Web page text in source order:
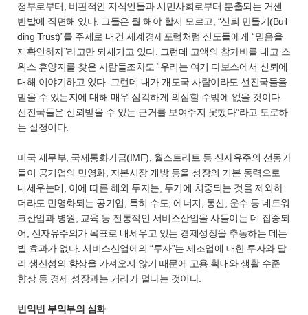
정부로부터, 비판적인 지식인들과 시민사회로부터 분출되는 거센
반발에 직면해 있다. 그들은 뭘 해야 할지 모르고, “신뢰 만들기(Buil
ding Trust)”를 주제로 내건 세계경제포럼처럼 신도들에게 “믿음을
재확인하자”라고만 되새기고 있다. 그런데 고액의 참가비를 내고 스
위스 휴양지를 찾은 사람들조차도 “우리는 여기 다보스에서 신뢰에
대해 이야기하고 있다. 그런데 내가 개도국 사람이라도 선진국들을
믿을 수 있는지에 대해 매우 심각하게 의심할 수밖에 없을 것이다.
선진국들은 신뢰받을 수 있는 근거를 보여주지 못했다”라고 토로하
는 실정이다.
미국 재무부, 국제통화기금(IMF), 월스트리트 등 신자유주의 선동가
들이 공기업의 민영화, 자본시장 개방 등을 성장의 기본 동력으로
내세우는데, 이에 따른 해외 투자는, 투기에 치중되는 것을 제외하
더라도 민영화되는 공기업, 특히 수도, 에너지, 통신, 운수 등 네트워
크산업과 병원, 교육 등 전통적인 서비스산업을 사들이는 데 집중되
어, 신자유주의가 목표로 내세우고 있는 경제성장을 추동하는 데는
별 효과가 없다. 서비스산업에의 “투자”는 제조업에 대한 투자와 달
리 생산성의 향상을 가져오지 않기 때문에 고용 확대와 생활 수준
향상 등 경제 성장과는 거리가 멀다는 것이다.
빈익빈 부익부의 심화